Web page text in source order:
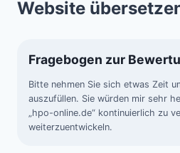
Website
Fragebogen zur
Bitte nehmen Sie sich etwas Zeit
auszufüllen. Sie würden mir sehr
„hpo-online.de“ kontinuierlich zu
weiterzuentwickeln.